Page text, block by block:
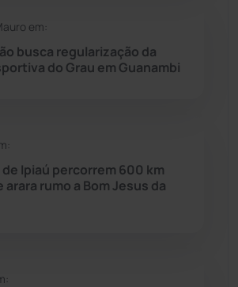
(50)
em:
busca regularização da
do Grau em Guanambi
Ipiaú percorrem 600 km
arara rumo a Bom Jesus da